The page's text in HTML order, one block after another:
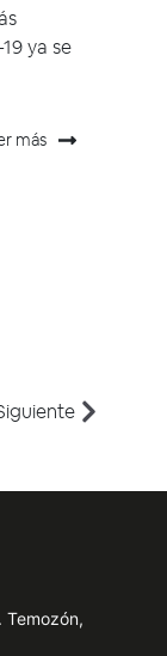
ya se
más
Temozón,